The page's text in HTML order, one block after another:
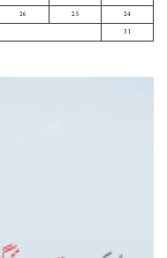
24
25
26
31